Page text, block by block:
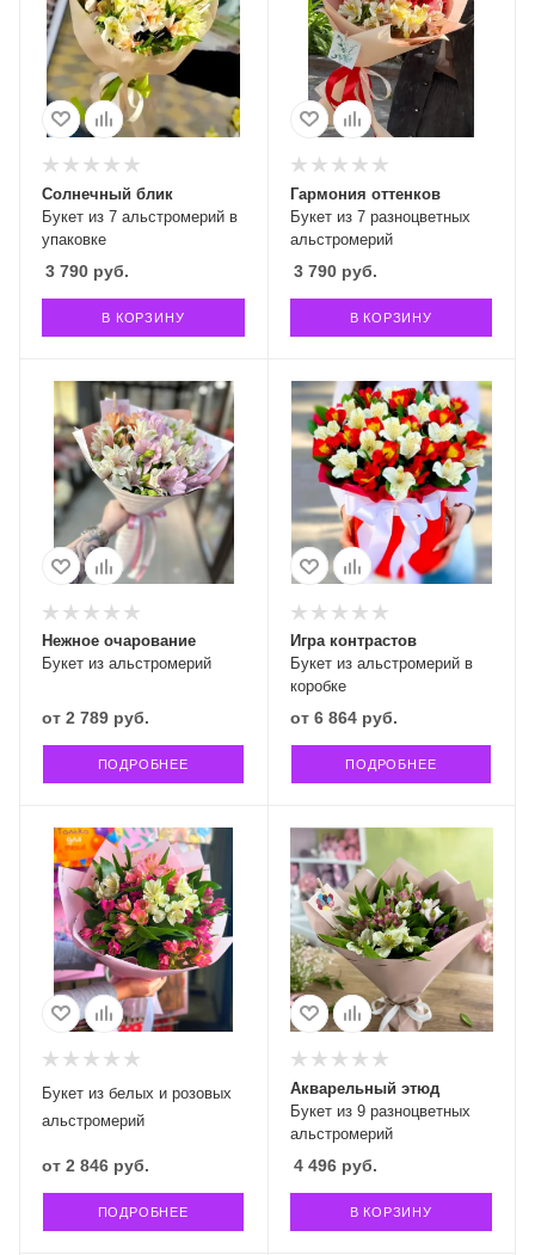
Букет из 7 альстромерий в
упаковке
Солнечный блик
3 790 руб.
В КОРЗИНУ
Букет из 7 разноцветных
альстромерий
Гармония оттенков
3 790руб.
В КОРЗИНУ
Букет из альстромерий
Нежное очарование
от 2 789 руб.
ПОДРОБНЕЕ
Букет из альстромерий в
коробке
Игра контрастов
от 6 864 руб.
ПОДРОБНЕЕ
Букет из белых и розовых
альстромерий
от 2 846 руб.
ПОДРОБНЕЕ
Букет из 9 разноцветных
альстромерий
Акварельный этюд
4 496руб.
В КОРЗИНУ